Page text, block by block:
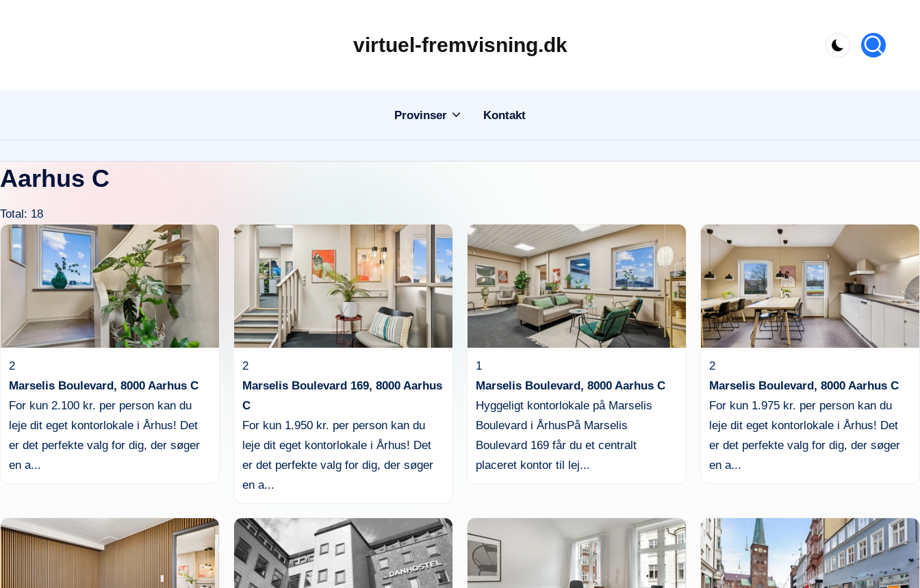
virtuel-fremvisning.dk
Provinser Kontakt
Aarhus C
Total: 18
2
Marselis Boulevard, 8000 Aarhus C
For kun 2.100 kr. per person kan du
leje dit eget kontorlokale i Århus! Det
er det perfekte valg for dig, der søger
en a...
2
Marselis Boulevard 169, 8000 Aarhus
C
For kun 1.950 kr. per person kan du
leje dit eget kontorlokale i Århus! Det
er det perfekte valg for dig, der søger
en a...
1
Marselis Boulevard, 8000 Aarhus C
Hyggeligt kontorlokale på Marselis
Boulevard i ÅrhusPå Marselis
Boulevard 169 får du et centralt
placeret kontor til lej...
2
Marselis Boulevard, 8000 Aarhus C
For kun 1.975 kr. per person kan du
leje dit eget kontorlokale i Århus! Det
er det perfekte valg for dig, der søger
en a...